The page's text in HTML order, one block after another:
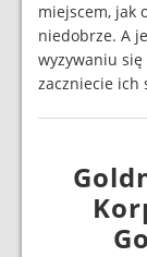
miejscem, jak
niedobrze. A
wyzywaniu
zaczniecie ich